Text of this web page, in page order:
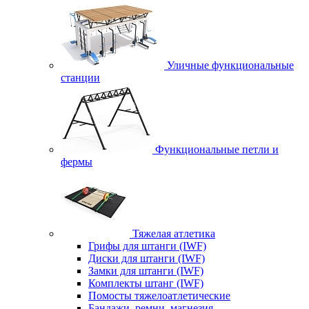
Уличные функциональные
станции
Функциональные петли и
фермы
Тяжелая атлетика
Грифы для штанги (IWF)
Диски для штанги (IWF)
Замки для штанги (IWF)
Комплекты штанг (IWF)
Помосты тяжелоатлетические